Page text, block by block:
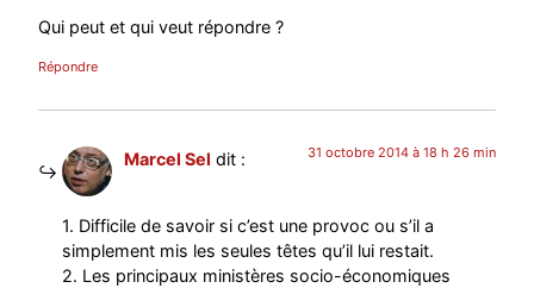
Qui peut et qui veut répondre ?
Répondre
Marcel Sel dit : 31 octobre 2014 à 18 h 26 min
1. Difficile de savoir si c’est une provoc ou s’il a
simplement mis les seules têtes qu’il lui restait.
2. Les principaux ministères socio-économiques